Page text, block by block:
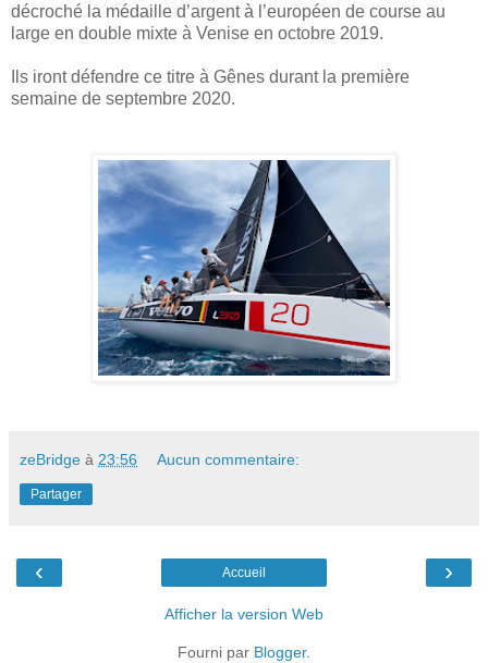
décroché la médaille d’argent à l’européen de course au
large en double mixte à Venise en octobre 2019.
Ils iront défendre ce titre à Gênes durant la première
semaine de septembre 2020.
zeBridge à 23:56 Aucun commentaire:
Partager
‹ ›
Accueil
Afficher la version Web
Fourni par Blogger.